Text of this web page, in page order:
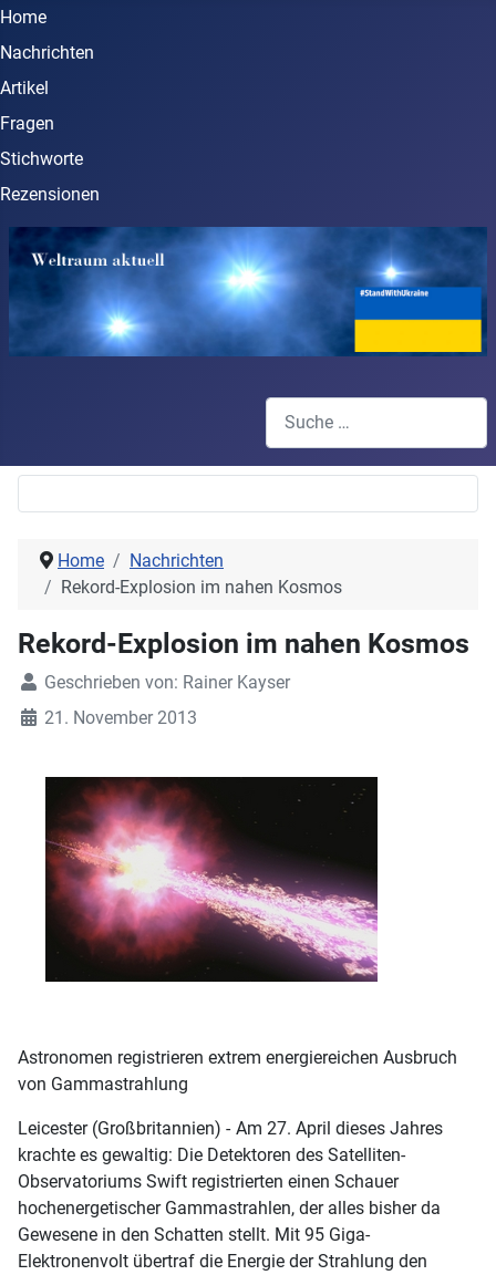
Home
Nachrichten
Artikel
Fragen
Stichworte
Rezensionen
Home
Nachrichten
Rekord-Explosion im nahen Kosmos
Rekord-Explosion im nahen Kosmos
Geschrieben von: Rainer Kayser
21. November 2013
Astronomen registrieren extrem energiereichen Ausbruch
von Gammastrahlung
Leicester (Großbritannien) - Am 27. April dieses Jahres
krachte es gewaltig: Die Detektoren des Satelliten-
Observatoriums Swift registrierten einen Schauer
hochenergetischer Gammastrahlen, der alles bisher da
Gewesene in den Schatten stellt. Mit 95 Giga-
Elektronenvolt übertraf die Energie der Strahlung den